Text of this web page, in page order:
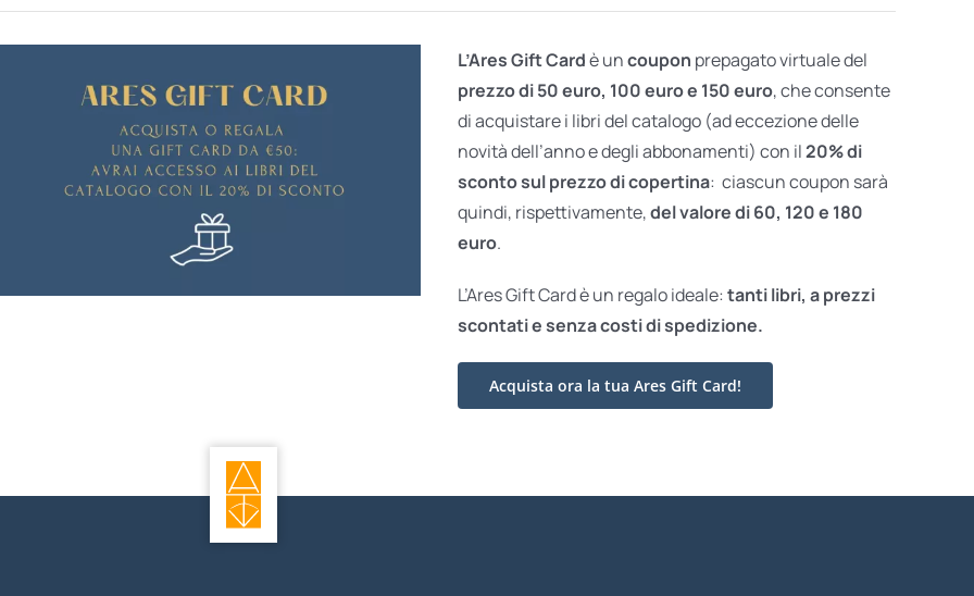
L’Ares Gift Cardè uncoupon prepagato virtuale del
prezzo di 50 euro, 100 euro e 150 euro, che consente
di acquistare i libri del catalogo (ad eccezione delle
novità dell’anno e degli abbonamenti) con il20% di
sconto sul prezzo di copertina: ciascun coupon sarà
quindi, rispettivamente,del valore di 60, 120 e 180
euro.
L’Ares Gift Card è un regalo ideale: tanti libri, a prezzi
scontati esenza costi di spedizione.
Acquista ora la tua Ares Gift Card!